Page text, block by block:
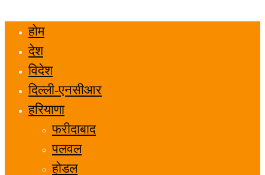
होम
देश
विदेश
दिल्ली-एनसीआर
हरियाणा
फरीदाबाद
पलवल
होडल